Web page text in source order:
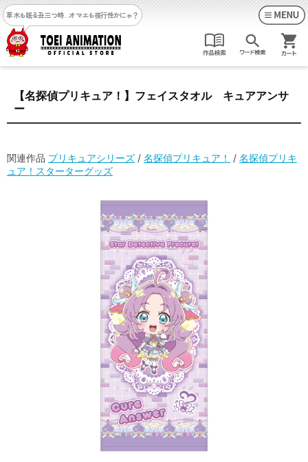
草木も眠る丑三つ時…オマエも夜行性かにゃ？
【名探偵プリキュア！】フェイスタオル キュアアンサ
ー
関連作品 プリキュアシリーズ / 名探偵プリキュア！ / 名探偵プリキ
ュア！スターターグッズ